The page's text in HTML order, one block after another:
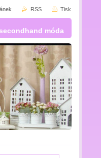
móda
RSS Tisk